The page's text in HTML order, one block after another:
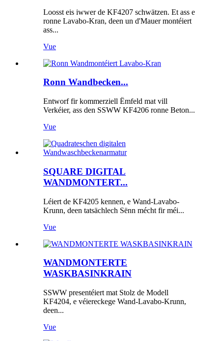
Loosst eis iwwer de KF4207 schwätzen. Et ass e
ronne Lavabo-Kran, deen un d'Mauer montéiert
ass...
Vue
Ronn Wandbecken...
Entworf fir kommerziell Ëmfeld mat vill
Verkéier, ass den SSWW KF4206 ronne Beton...
Vue
SQUARE DIGITAL
WANDMONTERT...
Léiert de KF4205 kennen, e Wand-Lavabo-
Krunn, deen tatsächlech Sënn mécht fir méi...
Vue
WANDMONTERTE
WASKBASINKRAIN
SSWW presentéiert mat Stolz de Modell
KF4204, e véiereckege Wand-Lavabo-Krunn,
deen...
Vue